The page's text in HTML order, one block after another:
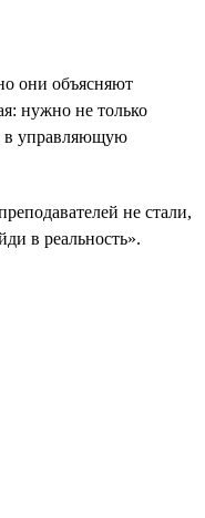
они объясняют
нужно не только
в управляющую
не стали,
в реальность».